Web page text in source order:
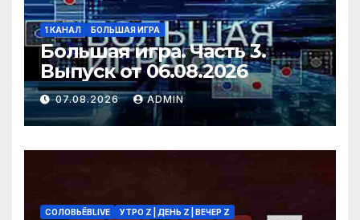
1 КАНАЛ БОЛЬШАЯ ИГРА
Большая игра. Часть 3.
Выпуск от 06.08.2026
07.08.2026 ADMIN
СОЛОВЬЁВLIVE УТРО Z | ДЕНЬ Z | ВЕЧЕР Z